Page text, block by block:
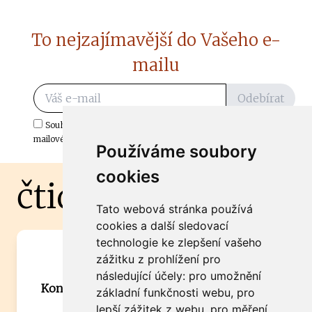
Používáme soubory
cookies
Tato webová stránka používá
cookies a další sledovací
technologie ke zlepšení vašeho
zážitku z prohlížení pro
následující účely: pro umožnění
základní funkčnosti webu, pro
lepší zážitek z webu pro měření
To nejzajímavější do Vašeho e-
mailu
Odebírat
Souhlasím s odběrem důležitých zpráv ze ČtiDoma.cz do mé e-
mailové schránky.
čtidoma.cz
Máte zajímavou informaci? Chcete
spolupracovat?
Kontaktujte šéfredaktora Martina Chalupu:
chalupa@ctidoma.cz